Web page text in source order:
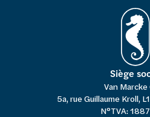
Siège
Van Marcke
5a, rue Guillaume Kroll,
N°TVA: